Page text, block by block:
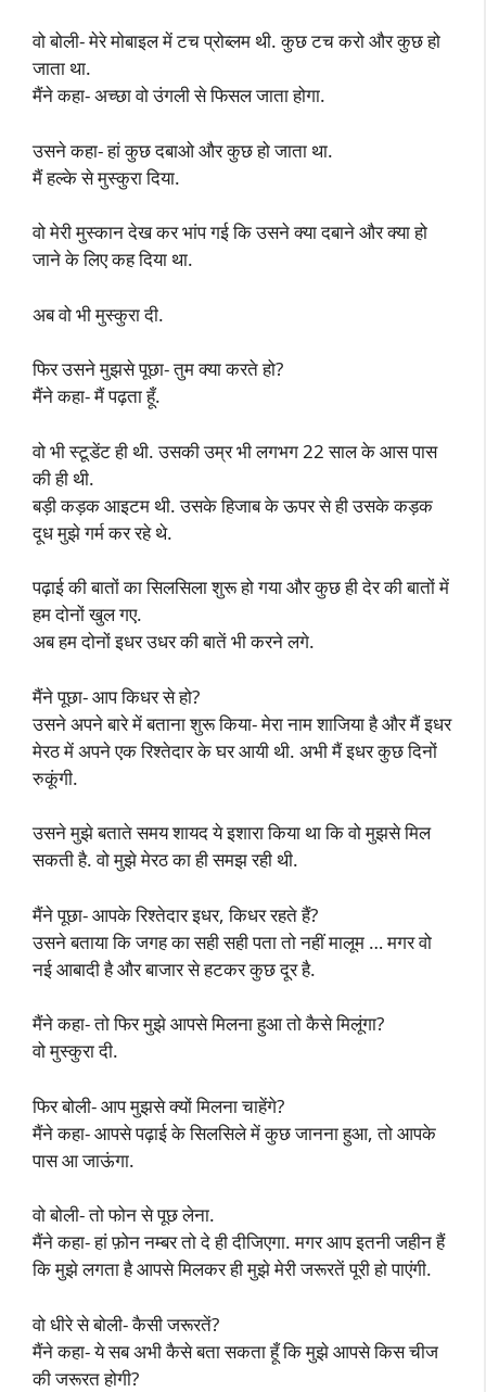
वो बोली- मेरे मोबाइल में टच प्रोब्लम थी. कुछ टच करो और कुछ हो
जाता था.
मैंने कहा- अच्छा वो उंगली से फिसल जाता होगा.
उसने कहा- हां कुछ दबाओ और कुछ हो जाता था.
मैं हल्के से मुस्कुरा दिया.
वो मेरी मुस्कान देख कर भांप गई कि उसने क्या दबाने और क्या हो
जाने के लिए कह दिया था.
अब वो भी मुस्कुरा दी.
फिर उसने मुझसे पूछा- तुम क्या करते हो?
मैंने कहा- मैं पढ़ता हूँ.
वो भी स्टूडेंट ही थी. उसकी उम्र भी लगभग 22 साल के आस पास
की ही थी.
बड़ी कड़क आइटम थी. उसके हिजाब के ऊपर से ही उसके कड़क
दूध मुझे गर्म कर रहे थे.
पढ़ाई की बातों का सिलसिला शुरू हो गया और कुछ ही देर की बातों में
हम दोनों खुल गए.
अब हम दोनों इधर उधर की बातें भी करने लगे.
मैंने पूछा- आप किधर से हो?
उसने अपने बारे में बताना शुरू किया- मेरा नाम शाजिया है और मैं इधर
मेरठ में अपने एक रिश्तेदार के घर आयी थी. अभी मैं इधर कुछ दिनों
रुकूंगी.
उसने मुझे बताते समय शायद ये इशारा किया था कि वो मुझसे मिल
सकती है. वो मुझे मेरठ का ही समझ रही थी.
मैंने पूछा- आपके रिश्तेदार इधर, किधर रहते हैं?
उसने बताया कि जगह का सही सही पता तो नहीं मालूम … मगर वो
नई आबादी है और बाजार से हटकर कुछ दूर है.
मैंने कहा- तो फिर मुझे आपसे मिलना हुआ तो कैसे मिलूंगा?
वो मुस्कुरा दी.
फिर बोली- आप मुझसे क्यों मिलना चाहेंगे?
मैंने कहा- आपसे पढ़ाई के सिलसिले में कुछ जानना हुआ, तो आपके
पास आ जाऊंगा.
वो बोली- तो फोन से पूछ लेना.
मैंने कहा- हां फ़ोन नम्बर तो दे ही दीजिएगा. मगर आप इतनी जहीन हैं
कि मुझे लगता है आपसे मिलकर ही मुझे मेरी जरूरतें पूरी हो पाएंगी.
वो धीरे से बोली- कैसी जरूरतें?
मैंने कहा- ये सब अभी कैसे बता सकता हूँ कि मुझे आपसे किस चीज
की जरूरत होगी?